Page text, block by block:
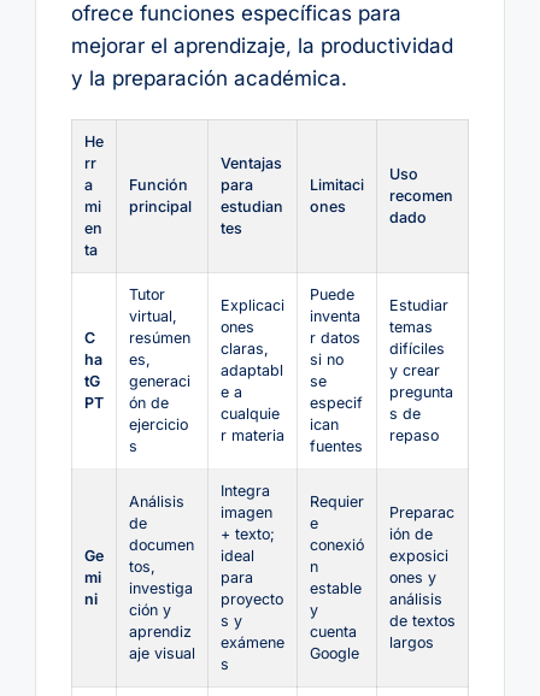
ofrece funciones específicas para
mejorar el aprendizaje, la productividad
y la preparación académica.
He
rr
a
mi
en
ta
Función
principal
Ventajas
para
estudian
tes
Limitaci
ones
Uso
recomen
dado
C
ha
tG
PT
Tutor
virtual,
resúmen
es,
generaci
ón de
ejercicio
s
Explicaci
ones
claras,
adaptabl
e a
cualquie
r materia
Puede
inventa
r datos
si no
se
especif
ican
fuentes
Estudiar
temas
difíciles
y crear
pregunta
s de
repaso
Ge
mi
ni
Análisis
de
documen
tos,
investiga
ción y
aprendiz
aje visual
Integra
imagen
+ texto;
ideal
para
proyecto
s y
exámene
s
Requier
e
conexió
n
estable
y
cuenta
Google
Preparac
ión de
exposici
ones y
análisis
de textos
largos